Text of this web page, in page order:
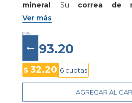
mineral. Su correa de
inoxidable dorada
ajustable
movimiento japonés de
salpicaduras, es el
cualquier momento elegante.
Ver más
$ 193.20
$ 32.20 6 cuotas
AGREGAR AL